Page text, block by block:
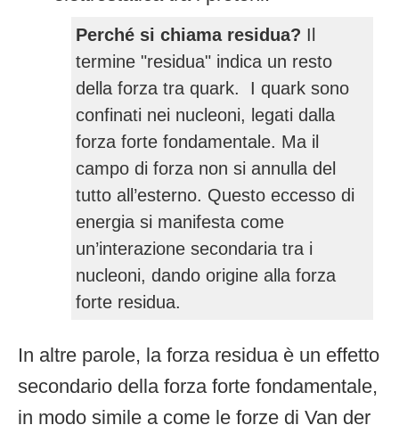
Perché si chiama residua? Il
termine "residua" indica un resto
della forza tra quark. I quark sono
confinati nei nucleoni, legati dalla
forza forte fondamentale. Ma il
campo di forza non si annulla del
tutto all’esterno. Questo eccesso di
energia si manifesta come
un’interazione secondaria tra i
nucleoni, dando origine alla forza
forte residua.
In altre parole, la forza residua è un effetto
secondario della forza forte fondamentale,
in modo simile a come le forze di Van der